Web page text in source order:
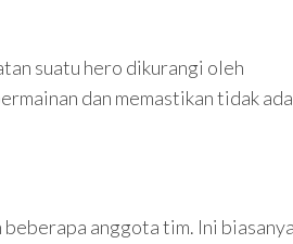
suatu hero dikurangi oleh
dan memastikan tidak ada
anggota tim. Ini biasanya